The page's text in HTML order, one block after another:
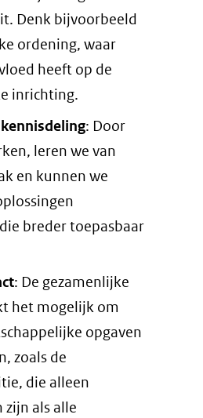
Denk bijvoorbeeld
ordening, waar
heeft op de
inrichting.
: Door
leren we van
en kunnen we
breder toepasbaar
: De gezamenlijke
het mogelijk om
opgaven
zoals de
die alleen
zijn als alle